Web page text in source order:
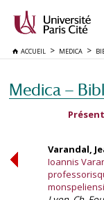
ACCUEIL MEDICA
Medica —
Varandal,
Ioannis